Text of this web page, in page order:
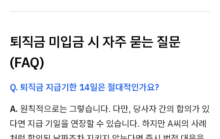
퇴직금 미입금 시 자주 묻는 질문
(FAQ)
Q. 퇴직금 지급기한 14일은 절대적인가요?
A. 원칙적으로는 그렇습니다. 다만, 당사자 간의 합의가 있
다면 지급 기일을 연장할 수 있습니다. 하지만 A씨의 사례